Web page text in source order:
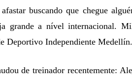
buscando que chegue
grande a nível internacional.
Deportivo Independiente Medellín.
de treinador recentemente: